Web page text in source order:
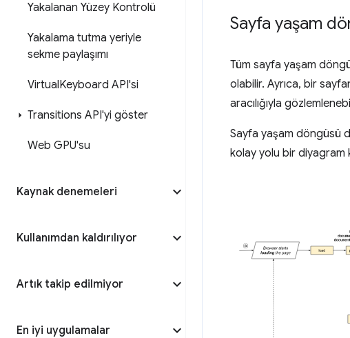
Yakalanan Yüzey Kontrolü
Yakalama tutma yeriyle
sekme paylaşımı
VirtualKeyboard API'si
Transitions API'yi göster
Web GPU'su
Kaynak denemeleri
Kullanımdan kaldırılıyor
Artık takip edilmiyor
En iyi uygulamalar
Sayfa yaşam
Tüm sayfa yaşam
olabilir. Ayrıca, bir
aracılığıyla
Sayfa yaşam döngüsü
kolay yolu bir diyagram